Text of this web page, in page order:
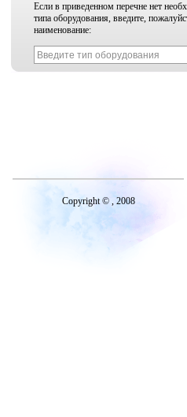
Если в приведенном перечне нет
типа оборудования, введите,
наименование:
Copyright © , 2008